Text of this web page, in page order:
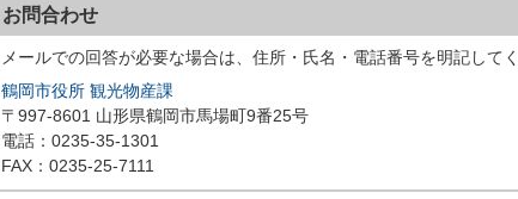
お問合わせ
メールでの回答が必要な場合は、住所・氏名・電話番号を明記してく
鶴岡市役所 観光物産課
〒997-8601 山形県鶴岡市馬場町9番25号
電話：0235-35-1301
FAX：0235-25-7111